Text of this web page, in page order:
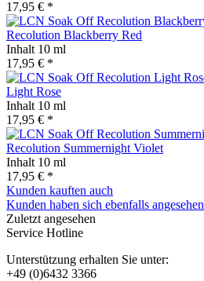
17,95 € *
Recolution Blackberry Red
Inhalt 10 ml
17,95 € *
Light Rose
Inhalt 10 ml
17,95 € *
Recolution Summernight Violet
Inhalt 10 ml
17,95 € *
Kunden kauften auch
Kunden haben sich ebenfalls angesehen
Zuletzt angesehen
Service Hotline
Unterstützung erhalten Sie unter:
+49 (0)6432 3366